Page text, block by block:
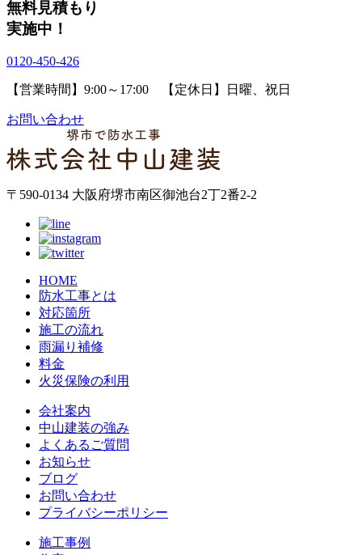
無料見積もり
実施中！
0120-450-426
【営業時間】9:00～17:00 【定休日】日曜、祝日
お問い合わせ
〒590-0134 大阪府堺市南区御池台2丁2番2-2
HOME
防水工事とは
対応箇所
施工の流れ
雨漏り補修
料金
火災保険の利用
会社案内
中山建装の強み
よくあるご質問
お知らせ
ブログ
お問い合わせ
プライバシーポリシー
施工事例